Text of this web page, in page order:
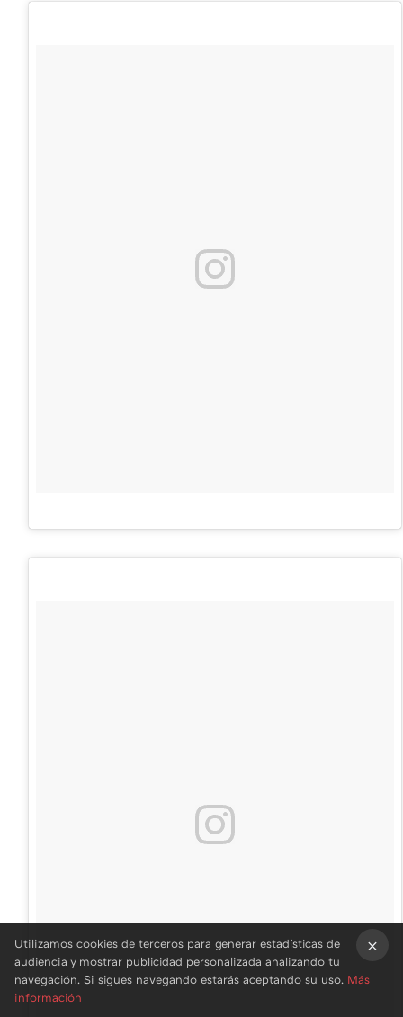
Utilizamos cookies de terceros para generar estadísticas de
audiencia y mostrar publicidad personalizada analizando tu
navegación. Si sigues navegando estarás aceptando su uso. Más
información